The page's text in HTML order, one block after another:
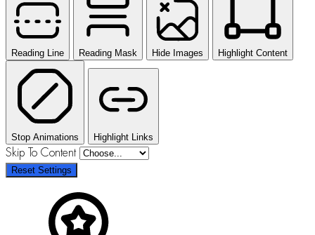
Reading Line Reading Mask Hide Images Highlight Content
Stop Animations Highlight Links
Skip To Content
Reset Settings